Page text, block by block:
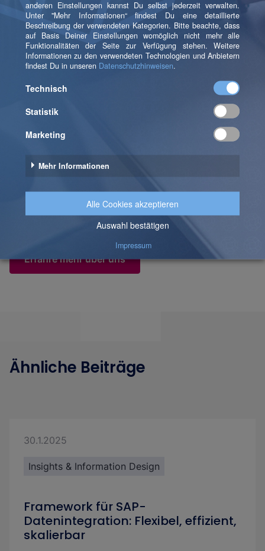
Wer ist b.telligent?
Engagement und Data Visualisation. Das ist
Deutschland, Österreich, die Schweiz und Rumänien.
Doch das Entscheidende ist unser Team: Menschen
mit echter Leidenschaft für Daten, die gemeinsam
innovative Lösungen schaffen und Unternehmen
Erfahre mehr über uns
Ähnliche Beiträge
30.1.2025
Insights & Information Design
Framework für SAP-
Datenintegration: Flexibel, effizient,
skalierbar